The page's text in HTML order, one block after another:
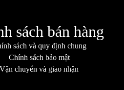
sách bán hàng
sách và quy định chung
Chính sách bảo mật
Vận chuyển và giao nhận